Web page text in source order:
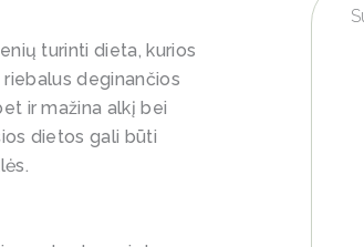
turinti dieta, kurios
deginančios
ir mažina alkį bei
dietos gali būti